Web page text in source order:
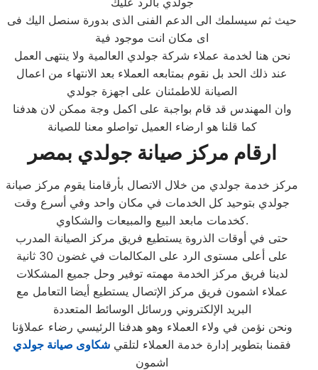
حيث ثم سيسلمك الى الدعم الفنى الذى بدورة سنصل اليك فى
اى مكان انت موجود فية
نحن هنا لخدمة عملاء شركة جولدي العالمية ولا ينتهى العمل
عند ذلك الحد بل نقوم بمتابعه العملاء بعد الانتهاء من اعمال
الصيانة للاطمئنان على اجهزة جولدي
وان المهندس قد قام بواجبة على اكمل وجة ممكن لان هدفنا
كما قلنا هو ارضاء العميل تواصلو معنا للصيانة
ارقام مركز صيانة جولدي بمصر
مركز خدمة جولدي من خلال الاتصال بأرقامنا يقوم مركز صيانة
جولدي بتوحيد كل الخدمات في مكان واحد وفي أسرع وقت
كخدمات مابعد البيع والمبيعات والشكاوي.
حتى في أوقات الذروة يستطيع فريق مركز الصيانة المدرب
على أعلى مستوى الرد على المكالمات في غضون 30 ثانية
لدينا فريق مركز الخدمة مهمته توفير وحل جميع المشكلات
عملاء اشمون فريق مركز الإتصال يستطيع أيضا التعامل مع
البريد الإلكتروني ورسائل الوسائط المتعددة
ونحن نؤمن في ولاء العملاء وهو هدفنا الرئيسي رضاء عملاؤنا
فقمنا بتطوير إدارة خدمة العملاء لتلقي شكاوى صيانة جولدي
اشمون